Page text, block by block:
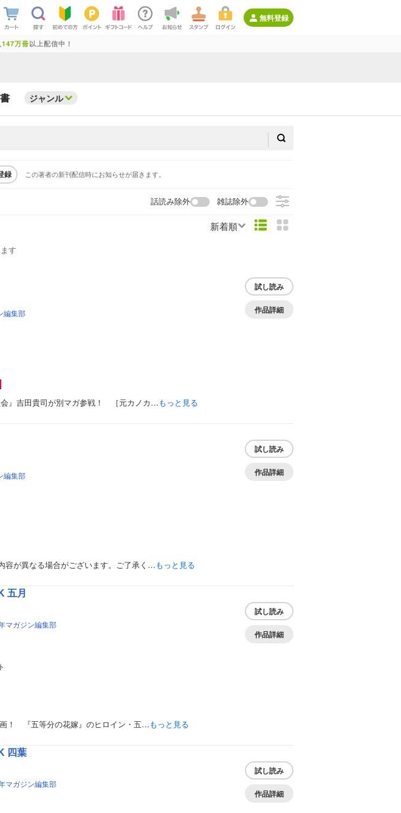
無料登録
147万冊以上配信中！
ジャンル
録 この著者の新刊配信時にお知らせが届きます。
話読み除外 雑誌除外
新着順
す
編集部
試し読み
作品詳細
』吉田貴司が別マガ参戦！ ［元カノカ…もっと見る
編集部
試し読み
作品詳細
容が異なる場合がございます。ご了承く…もっと見る
五月
マガジン編集部
試し読み
作品詳細
！ 『五等分の花嫁』のヒロイン・五…もっと見る
四葉
マガジン編集部
試し読み
作品詳細